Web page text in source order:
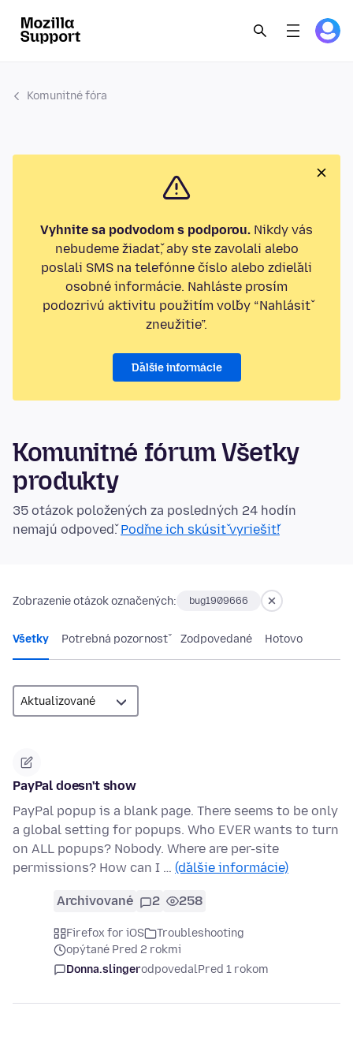
Komunitné fóra
Vyhnite sa podvodom s podporou. Nikdy vás
nebudeme žiadať, aby ste zavolali alebo
poslali SMS na telefónne číslo alebo zdieľali
osobné informácie. Nahláste prosím
podozrivú aktivitu použitím voľby “Nahlásiť
zneužitie”.
Ďalšie informácie
Komunitné fórum Všetky
produkty
35 otázok položených za posledných 24 hodín
nemajú odpoveď.Poďme ich skúsiť vyriešiť!
Zobrazenie otázok označených: bug1909666
Všetky Potrebná pozornosť Zodpovedané Hotovo
PayPal doesn't show
PayPal popup is a blank page. There seems to be only
a global setting for popups. Who EVER wants to turn
on ALL popups? Nobody. Where are per-site
permissions? How can I … (ďalšie informácie)
Archivované 2 258
Firefox for iOS
Troubleshooting
opýtané Pred 2 rokmi
Donna.slingerodpovedalPred 1 rokom